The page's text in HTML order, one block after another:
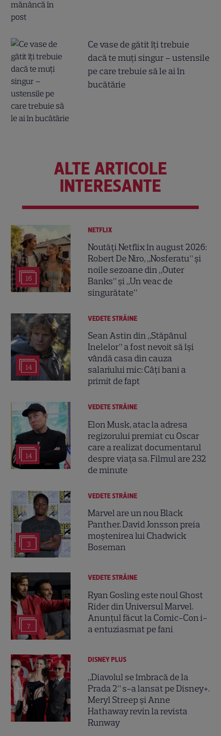
Ce vase de gătit îți trebuie
dacă te muți singur – ustensile
pe care trebuie să le ai în
bucătărie
ALTE ARTICOLE
INTERESANTE
16
NETFLIX
Noutăți Netflix în august 2026:
Robert De Niro, „Nosferatu” și
noile sezoane din „Outer
Banks” și „Un veac de
singurătate”
14
VEDETE STRĂINE
Sean Astin din „Stăpânul
Inelelor” a fost nevoit să își
vândă casa din cauza
salariului mic: Câți bani a
primit de fapt
14
VEDETE STRĂINE
Elon Musk, atac la adresa
regizorului premiat cu Oscar
care a realizat documentarul
despre viața sa. Filmul are 232
de minute
3
VEDETE STRĂINE
Marvel are un nou Black
Panther. David Jonsson preia
moștenirea lui Chadwick
Boseman
7
VEDETE STRĂINE
Ryan Gosling este noul Ghost
Rider din Universul Marvel.
Anunțul făcut la Comic-Con i-
a entuziasmat pe fani
DISNEY PLUS
„Diavolul se îmbracă de la
Prada 2” s-a lansat pe Disney+.
Meryl Streep și Anne
Hathaway revin la revista
Runway